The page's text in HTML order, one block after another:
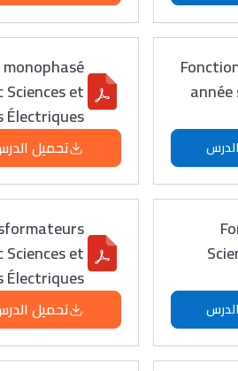
Sciences et
Électriques
تحميل
Sciences et
Électriques
تحميل